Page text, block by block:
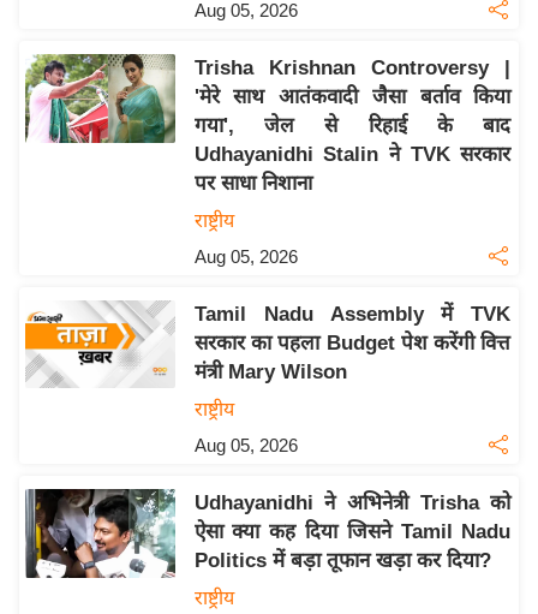
र
मि
सा
ल
श
ख्सि
ग
इं
डि
Aug 05, 2026
Trisha Krishnan Controversy |
'मेरे साथ आतंकवादी जैसा बर्ताव किया
गया', जेल से रिहाई के बाद
Udhayanidhi Stalin ने TVK सरकार
पर साधा निशाना
राष्ट्रीय
Aug 05, 2026
Tamil Nadu Assembly में TVK
सरकार का पहला Budget पेश करेंगी वित्त
मंत्री Mary Wilson
राष्ट्रीय
Aug 05, 2026
Udhayanidhi ने अभिनेत्री Trisha को
ऐसा क्या कह दिया जिसने Tamil Nadu
Politics में बड़ा तूफान खड़ा कर दिया?
राष्ट्रीय